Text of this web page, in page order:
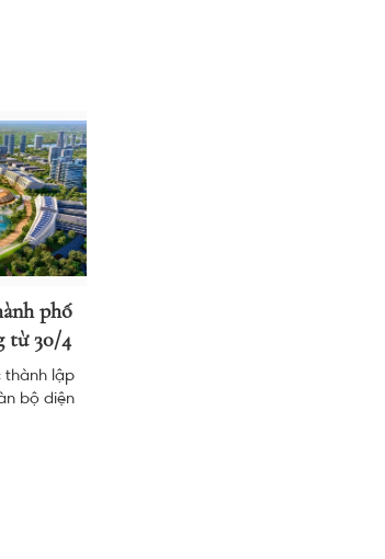
phố
từ 30/4
thành lập
bộ diện